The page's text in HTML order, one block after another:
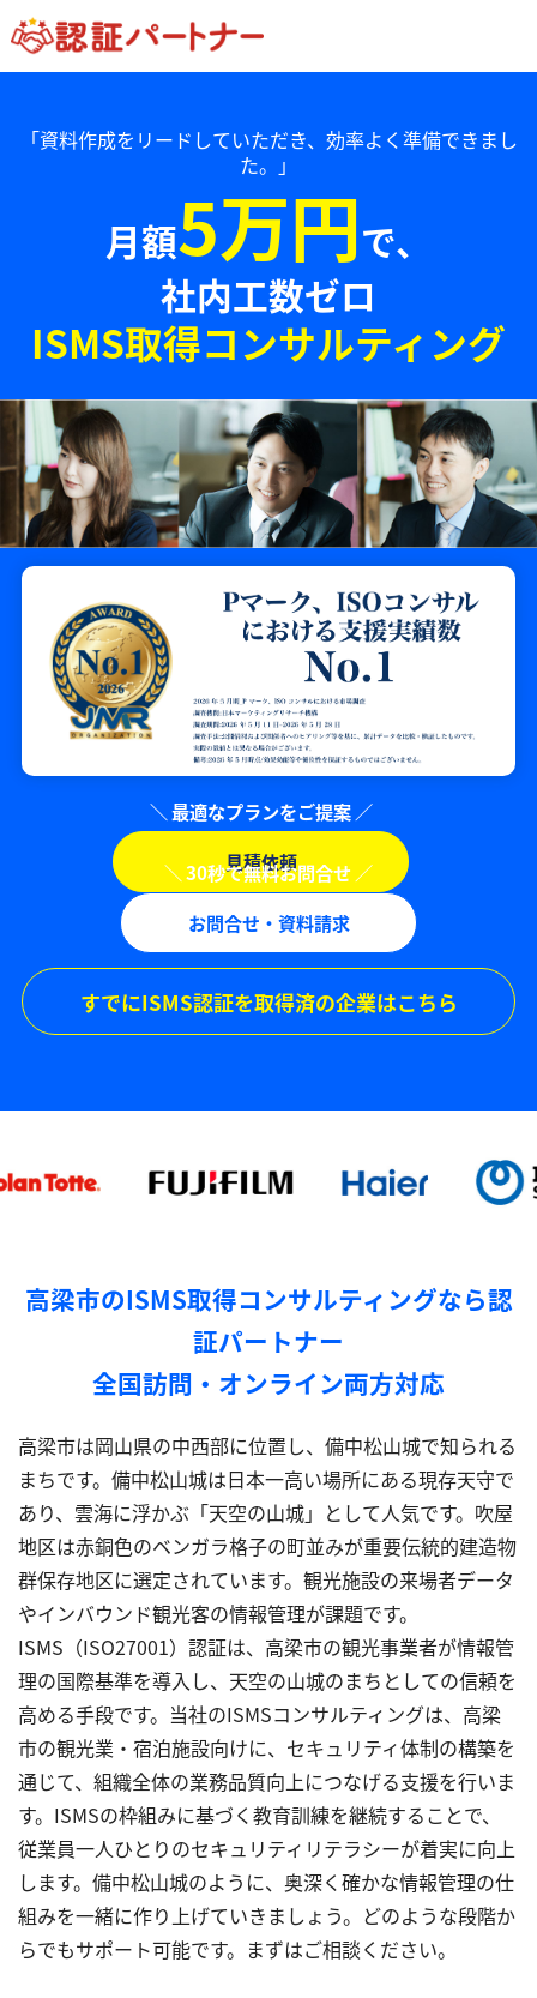
「資料作成をリードしていただき、効率よく準備できまし
た。」
月額5万円で、
社内工数ゼロ
ISMS取得コンサルティング
見積依頼
お問合せ・資料請求
すでにISMS認証を取得済の企業はこちら
高梁市のISMS取得コンサルティングなら認
証パートナー
全国訪問・オンライン両方対応
高梁市は岡山県の中西部に位置し、備中松山城で知られる
まちです。備中松山城は日本一高い場所にある現存天守で
あり、雲海に浮かぶ「天空の山城」として人気です。吹屋
地区は赤銅色のベンガラ格子の町並みが重要伝統的建造物
群保存地区に選定されています。観光施設の来場者データ
やインバウンド観光客の情報管理が課題です。
ISMS（ISO27001）認証は、高梁市の観光事業者が情報管
理の国際基準を導入し、天空の山城のまちとしての信頼を
高める手段です。当社のISMSコンサルティングは、高梁
市の観光業・宿泊施設向けに、セキュリティ体制の構築を
通じて、組織全体の業務品質向上につなげる支援を行いま
す。ISMSの枠組みに基づく教育訓練を継続することで、
従業員一人ひとりのセキュリティリテラシーが着実に向上
します。備中松山城のように、奥深く確かな情報管理の仕
組みを一緒に作り上げていきましょう。どのような段階か
らでもサポート可能です。まずはご相談ください。